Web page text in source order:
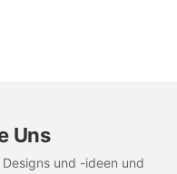
Uns
und -ideen und